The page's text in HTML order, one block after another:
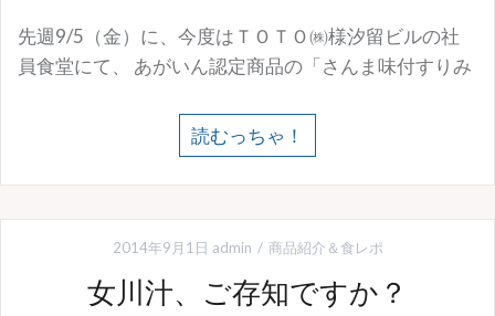
先週9/5（金）に、今度はＴＯＴＯ㈱様汐留ビルの社
員食堂にて、 あがいん認定商品の「さんま味付すりみ
読むっちゃ！
2014年9月1日 admin 商品紹介＆食レポ
女川汁、ご存知ですか？